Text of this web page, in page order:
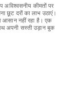
अविश्वसनीय कीमतों पर
छूट दरों का लाभ उठाएं।
नहीं रहा है। एक
अपनी सस्ती उड़ान बुक